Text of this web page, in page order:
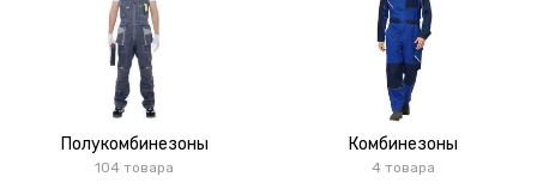
Полукомбинезоны
104 товара
Комбинезоны
4 товара